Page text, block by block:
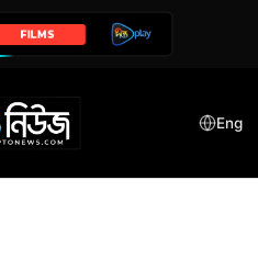
SERIES
Eng